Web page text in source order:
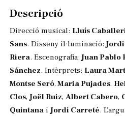
Descripció
Direcció musical: Lluís
Sans. Disseny il·luminació:
Riera. Escenografia:Juan Pablo
Sánchez. Intèrprets: Laura
Montse Seró, Maria Pujades,
Clos,Joël Ruiz, Albert Cabero,
Quintana iJordi Carreté.